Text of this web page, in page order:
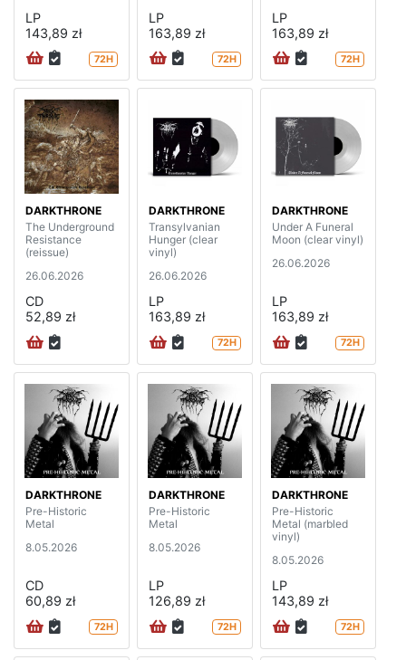
LP
143,89 zł
72H
LP
163,89 zł
72H
LP
163,89 zł
72H
DARKTHRONE
The Underground
Resistance
(reissue)
26.06.2026
CD
52,89 zł
DARKTHRONE
Transylvanian
Hunger (clear
vinyl)
26.06.2026
LP
163,89 zł
72H
DARKTHRONE
Under A Funeral
Moon (clear vinyl)
26.06.2026
LP
163,89 zł
72H
DARKTHRONE
Pre-Historic
Metal
8.05.2026
CD
60,89 zł
72H
DARKTHRONE
Pre-Historic
Metal
8.05.2026
LP
126,89 zł
72H
DARKTHRONE
Pre-Historic
Metal (marbled
vinyl)
8.05.2026
LP
143,89 zł
72H